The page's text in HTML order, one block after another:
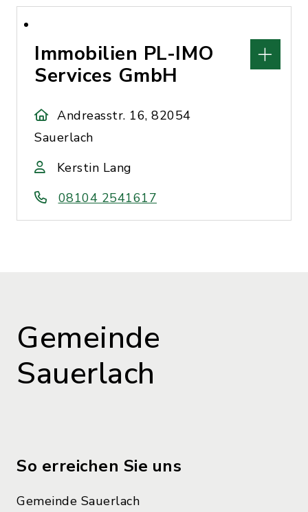
Immobilien PL-IMO
Services GmbH
Andreasstr. 16, 82054
Sauerlach
Kerstin Lang
08104 2541617
Gemeinde
Sauerlach
So erreichen Sie uns
Gemeinde Sauerlach